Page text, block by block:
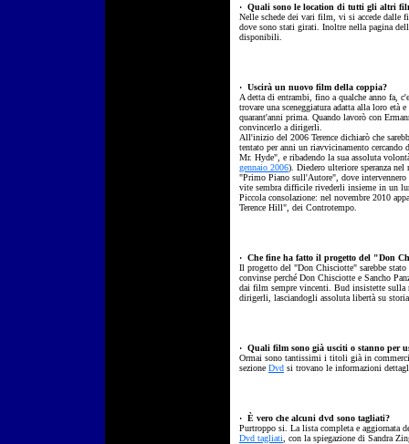
· Quali sono le location di tutti gli altri
Nelle schede dei vari film, vi si accede dalle
dove sono stati girati. Inoltre nella pagina
disponibili.
· Uscirà un nuovo film della coppia?
A detta di entrambi, fino a qualche anno fa,
trovare una sceneggiatura adatta alla loro età
quarant'anni prima. Quando lavorò con
convincerlo a dirigerli.
All'inizio del 2006 Terence dichiarò che
tentato per anni un riavvicinamento cercando
Mr. Hyde", e ribadendo la sua assoluta
gennaio 2006). Diedero ulteriore speranza nel
"Primo Piano sull'Autore", dove intervennero
vite sembra difficile rivederli insieme in un
Piccola consolazione: nel novembre 2010
Terence Hill", dei Controtempo.
· Che fine ha fatto il progetto del "Don
Il progetto del "Don Chisciotte" sarebbe
convinse perché Don Chisciotte e Sancho
dai film sempre vincenti. Bud insistette sulla
dirigerli, lasciandogli assoluta libertà su
· Quali film sono già usciti o stanno per
Ormai sono tantissimi i titoli già in
sezione Dvd si trovano le informazioni
· È vero che alcuni dvd sono tagliati?
Purtroppo si. La lista completa e aggiornata
Dvd tagliati , con la spiegazione di Sandra